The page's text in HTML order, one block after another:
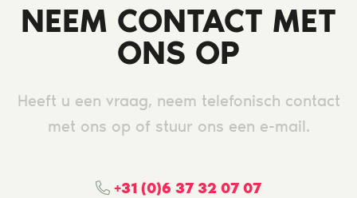
NEEM CONTACT MET
ONS OP
Heeft u een vraag, neem telefonisch contact
met ons op of stuur ons een e-mail.
+31 (0)6 37 32 07 07